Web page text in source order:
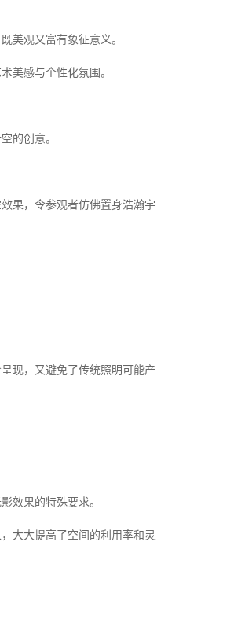
美观又富有象征意义。
美感与个性化氛围。
的创意。
果，令参观者仿佛置身浩瀚宇
现，又避免了传统照明可能产
效果的特殊要求。
大大提高了空间的利用率和灵